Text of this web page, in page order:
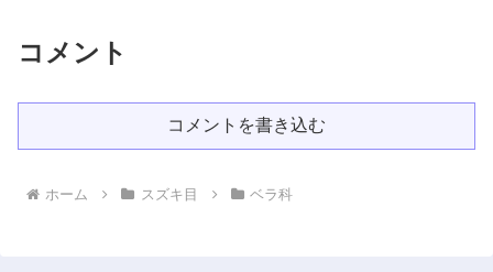
コメント
コメントを書き込む
ホーム スズキ目 ベラ科